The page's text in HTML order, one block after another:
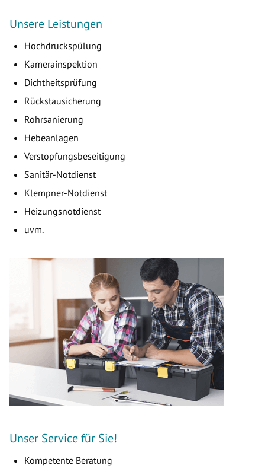
Unsere Leistungen
Hochdruckspülung
Kamerainspektion
Dichtheitsprüfung
Rückstausicherung
Rohrsanierung
Hebeanlagen
Verstopfungsbeseitigung
Sanitär-Notdienst
Klempner-Notdienst
Heizungsnotdienst
uvm.
Unser Service für Sie!
Kompetente Beratung